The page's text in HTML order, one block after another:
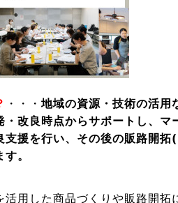
・・・ 地域の資源・技術の活用
改良時点からサポートし、
支援を行い、その後の販路開
。
用した商品づくりや販路開拓